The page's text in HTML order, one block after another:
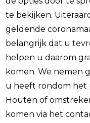
te bekijken.
geldende
belangrijk dat u
helpen u daarom
komen. We nemen
u heeft rondom het
Houten of
komen via het